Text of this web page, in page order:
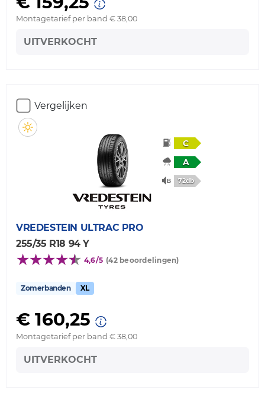
Montagetarief per band € 38,00
UITVERKOCHT
Vergelijken
C
A
72db
VREDESTEIN ULTRAC PRO
255/35 R18 94 Y
4,6/5 (42 beoordelingen)
Zomerbanden XL
€ 160,25
Montagetarief per band € 38,00
UITVERKOCHT